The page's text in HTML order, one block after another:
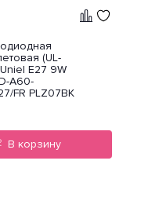
(UL-
E27 9W
A60-
FR PLZ07BK
В корзину